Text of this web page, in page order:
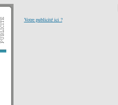
Votre publicité ici ?